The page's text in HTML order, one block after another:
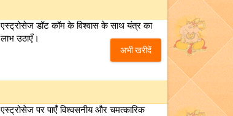
एस्ट्रोसेज डॉट कॉम के विश्वास के साथ यंत्र का
लाभ उठाएँ।
अभी खरीदें
एस्ट्रोसेज पर पाएँ विश्वसनीय और चमत्कारिक